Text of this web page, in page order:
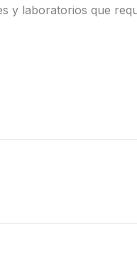
y laboratorios que